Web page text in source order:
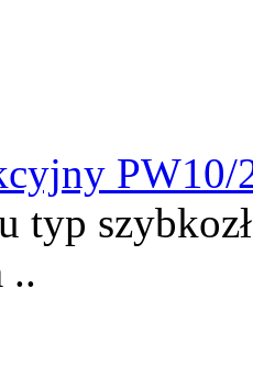
PW10/
typ
..